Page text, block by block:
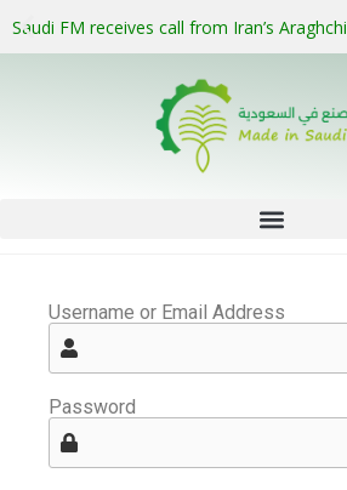
Saudi FM receives call from Iran’s Araghchi
Username or Email Address
Password